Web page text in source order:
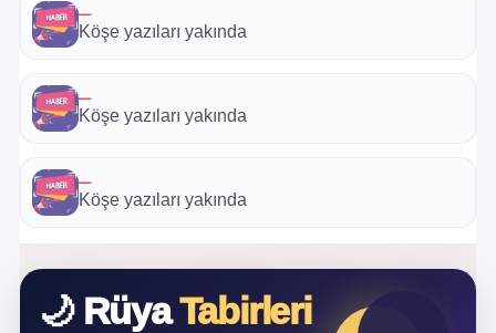
—
Köşe yazıları yakında
—
Köşe yazıları yakında
—
Köşe yazıları yakında
🌙 RüyaTabirleri